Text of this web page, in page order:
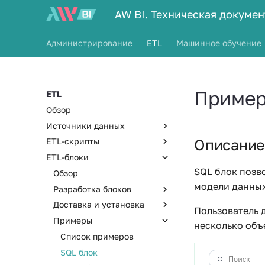
AW BI. Техническая
Администрирование ETL Машинное обучение
ETL
Обзор
Источники данных
Обзор
Коннектор к БД
Обзор
Коннектор к файлам
Обзор
Коннектор к OData
Обзор
Дополнительные
Пользовательский
Интеграция в AW BI
ETL-скрипты
Обзор
ETL-скрипт
ETL-редактор
API
Примеры
Список примеров
Загрузка данных из Web-
сервиса
ETL-блоки
Обзор
Разработка блоков
Обзор
Настройка рабочего
Форма настройки блока
Доставка и установка
Обзор
CLI
Git-репозитории
Примеры
Список примеров
SQL блок
Описание
SQL блок
модели
Пользователь
несколько